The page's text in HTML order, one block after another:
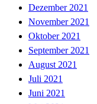
Dezember 2021
November 2021
Oktober 2021
September 2021
August 2021
Juli 2021
Juni 2021